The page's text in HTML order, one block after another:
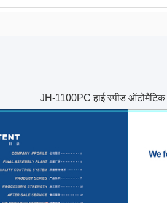
JH-1100PC हाई स्पीड